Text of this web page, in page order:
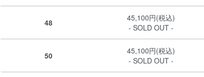
48
45,100円(税込)
- SOLD OUT -
50
45,100円(税込)
- SOLD OUT -